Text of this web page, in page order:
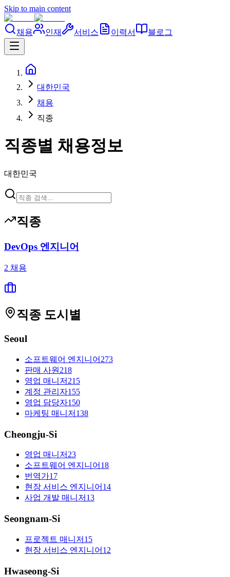
Skip to main content
채용 인재 서비스 이력서 블로그
대한민국
채용
직종
직종별 채용정보
대한민국
직종
DevOps 엔지니어
2 채용
직종 도시별
Seoul
소프트웨어 엔지니어 273
판매 사원 218
영업 매니저 215
계정 관리자155
영업 담당자150
마케팅 매니저 138
Cheongju-Si
영업 매니저 23
소프트웨어 엔지니어 18
번역가17
현장 서비스 엔지니어 14
사업 개발 매니저 13
Seongnam-Si
프로젝트 매니저 15
현장 서비스 엔지니어 12
Hwaseong-Si